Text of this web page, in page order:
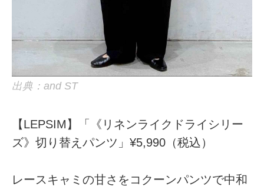
出典：and ST
【LEPSIM】「《リネンライクドライシリー
ズ》切り替えパンツ」¥5,990（税込）
レースキャミの甘さをコクーンパンツで中和